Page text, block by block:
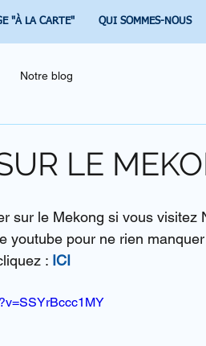
"À LA CARTE" QUI SOMMES-NOUS
Notre blog
LE
sur le Mekong si vous visitez
youtube pour ne rien
: ICI